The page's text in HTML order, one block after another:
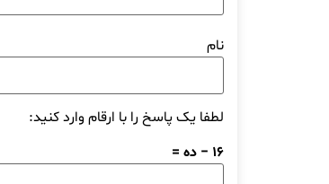
نام
لطفا یک پاسخ را با ارقام وارد کنید:
16 − ده =